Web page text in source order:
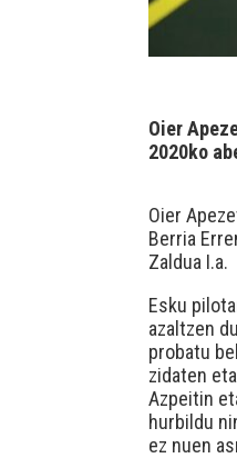
Oier
2020ko
Oier
Berria
Zaldua I.a.
Esku
azaltzen
probatu
zidaten
Azpeitin
hurbildu
ez nuen